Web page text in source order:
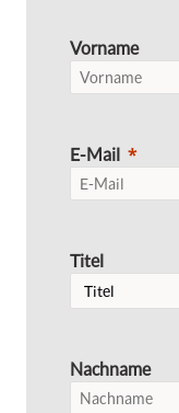
Vorname
E-Mail
Titel
Nachname